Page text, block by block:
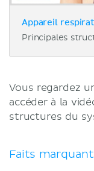
Appareil
Principales
Vous regardez
accéder à la
structures du
Faits